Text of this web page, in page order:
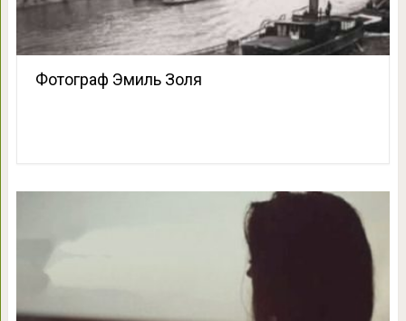
Фотограф Эмиль Золя